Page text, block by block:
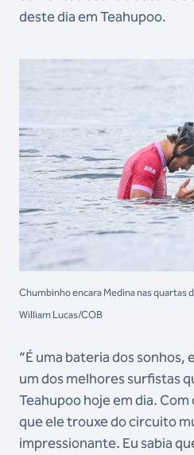
deste dia em Teahupoo.
Chumbinho encara Medina nas quartas
William Lucas/COB
“É uma bateria dos sonhos,
um dos melhores surfistas
Teahupoo hoje em dia.
que ele trouxe do circuito
impressionante. Eu sabia